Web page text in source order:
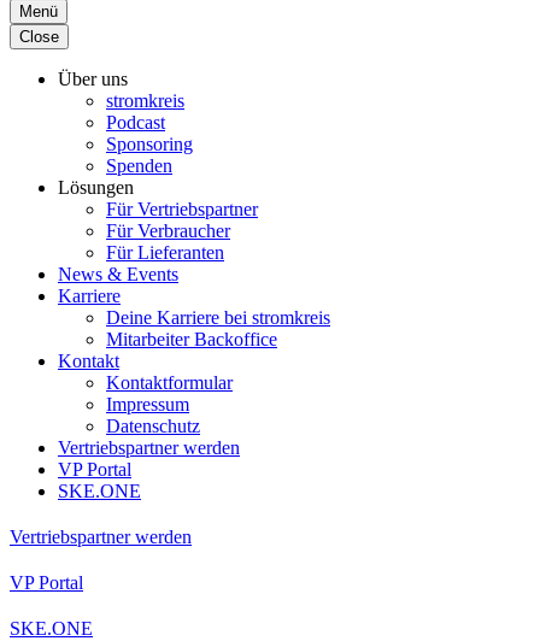
Menü
Close
Über uns
stromkreis
Podcast
Sponsoring
Spenden
Lösungen
Für Vertriebspartner
Für Verbraucher
Für Lieferanten
News & Events
Karriere
Deine Karriere bei stromkreis
Mitarbeiter Backoffice
Kontakt
Kontaktformular
Impressum
Datenschutz
Vertriebspartner werden
VP Portal
SKE.ONE
Vertriebspartner werden
VP Portal
SKE.ONE